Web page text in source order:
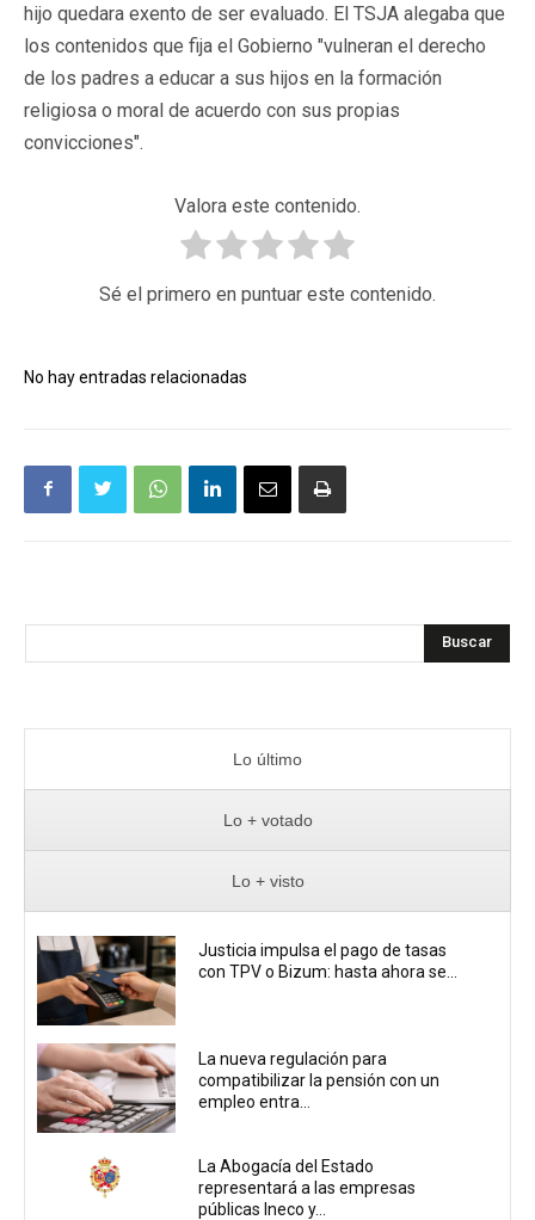
hijo quedara exento de ser evaluado. El TSJA alegaba que
los contenidos que fija el Gobierno "vulneran el derecho
de los padres a educar a sus hijos en la formación
religiosa o moral de acuerdo con sus propias
convicciones".
Valora este contenido.
Sé el primero en puntuar este contenido.
No hay entradas relacionadas
Buscar
Lo último
Lo + votado
Lo + visto
Justicia impulsa el pago de tasas
con TPV o Bizum: hasta ahora se...
La nueva regulación para
compatibilizar la pensión con un
empleo entra...
La Abogacía del Estado
representará a las empresas
públicas Ineco y...